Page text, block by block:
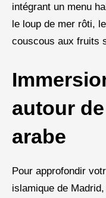
intégrant un menu
le loup de mer rôti,
couscous aux fruits
autour
arabe
Pour approfondir
islamique de